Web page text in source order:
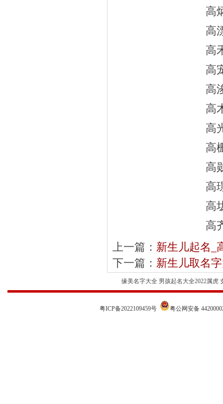
高
高
高
高
高
高
高
高
高
高
高
高
上一篇： 新生儿起名_
下一篇： 新生儿取名
粤ICP备2022109459号 粤公网安备
缘美名字大全 男孩起名大全2022属虎